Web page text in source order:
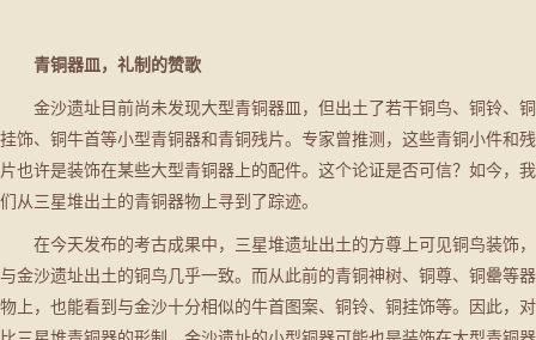
青铜器皿，礼制的赞歌
金沙遗址目前尚未发现大型青铜器皿，但出土了若干铜鸟、铜铃、铜
挂饰、铜牛首等小型青铜器和青铜残片。专家曾推测，这些青铜小件和残
片也许是装饰在某些大型青铜器上的配件。这个论证是否可信？如今，我
们从三星堆出土的青铜器物上寻到了踪迹。
在今天发布的考古成果中，三星堆遗址出土的方尊上可见铜鸟装饰，
与金沙遗址出土的铜鸟几乎一致。而从此前的青铜神树、铜尊、铜罍等器
物上，也能看到与金沙十分相似的牛首图案、铜铃、铜挂饰等。因此，对